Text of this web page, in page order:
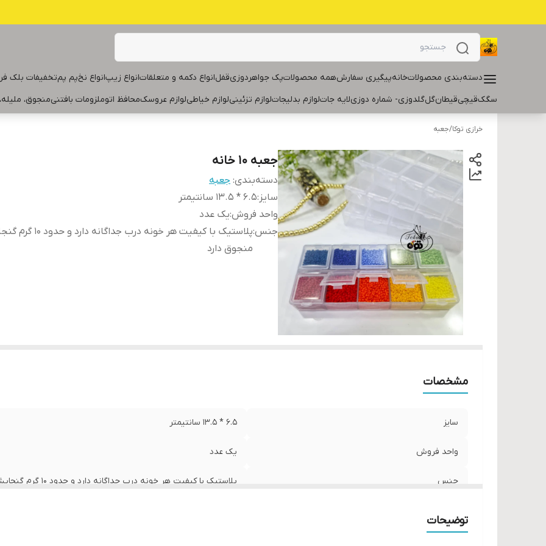
دسته‌بندی محصولاتخانهپیگیری سفارشهمه محصولاتپک جواهردوزیقفلانواع دکمه و متعلقاتانواع زیپانواع نخپم پمتخفیفات بلک
سگکقیچیقیطانگلگلدوزی- شماره دوزیلایه جاتلوازم بدلیجاتلوازم تزئینیلوازم خیاطیلوازم عروسکمحافظ اتوملزومات بافتنیمنجوق،
خرازی توکا/جعبه
جعبه ۱۰ خانه
دسته‌بندی: جعبه
سایز :۶.۵ * ۱۳.۵ سانتیمتر
واحد فروش:یک عدد
جنس:
پلاستیک با کیفیت هر خونه درب
منجوق دارد
مشخصات
سایز ۶.۵ * ۱۳.۵ سانتیمتر
واحد فروش یک عدد
جنس پلاستیک با کیفیت هر خونه درب جداگانه دارد و حدود ۱۰ گرم گنجایش منجوق دارد
توضیحات